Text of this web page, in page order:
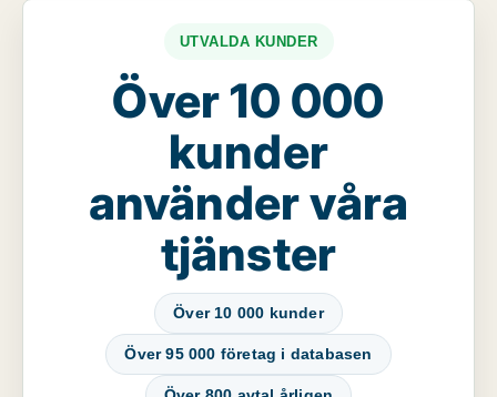
UTVALDA KUNDER
Över 10 000
kunder
använder våra
tjänster
Över 10 000 kunder
Över 95 000 företag i databasen